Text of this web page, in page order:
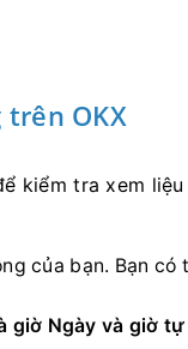
trên OKX
kiểm tra xem
của bạn. Bạn
giờ Ngày và giờ